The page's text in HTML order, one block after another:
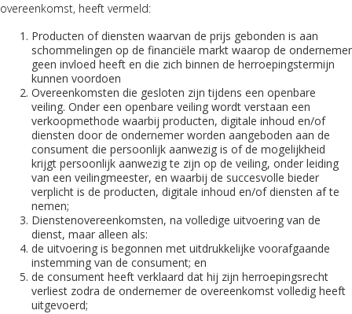
overeenkomst, heeft vermeld:
Producten of diensten waarvan de prijs gebonden is aan
schommelingen op de financiële markt waarop de ondernemer
geen invloed heeft en die zich binnen de herroepingstermijn
kunnen voordoen
Overeenkomsten die gesloten zijn tijdens een openbare
veiling. Onder een openbare veiling wordt verstaan een
verkoopmethode waarbij producten, digitale inhoud en/of
diensten door de ondernemer worden aangeboden aan de
consument die persoonlijk aanwezig is of de mogelijkheid
krijgt persoonlijk aanwezig te zijn op de veiling, onder leiding
van een veilingmeester, en waarbij de succesvolle bieder
verplicht is de producten, digitale inhoud en/of diensten af te
nemen;
Dienstenovereenkomsten, na volledige uitvoering van de
dienst, maar alleen als:
de uitvoering is begonnen met uitdrukkelijke voorafgaande
instemming van de consument; en
de consument heeft verklaard dat hij zijn herroepingsrecht
verliest zodra de ondernemer de overeenkomst volledig heeft
uitgevoerd;